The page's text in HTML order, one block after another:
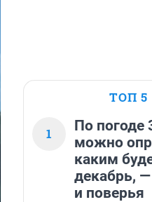
ТОП 5
1
По погоде
можно
каким
декабрь,
и поверья